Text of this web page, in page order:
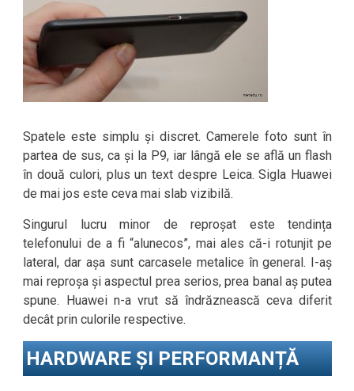
Spatele este simplu și discret. Camerele foto sunt în
partea de sus, ca și la P9, iar lângă ele se află un flash
în două culori, plus un text despre Leica. Sigla Huawei
de mai jos este ceva mai slab vizibilă.
Singurul lucru minor de reproșat este tendința
telefonului de a fi “alunecos”, mai ales că-i rotunjit pe
lateral, dar așa sunt carcasele metalice în general. I-aș
mai reproșa și aspectul prea serios, prea banal aș putea
spune. Huawei n-a vrut să îndrăznească ceva diferit
decât prin culorile respective.
HARDWARE ȘI PERFORMANȚĂ